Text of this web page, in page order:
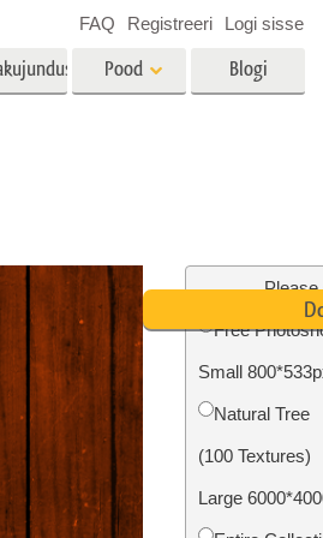
Fotode taastamine
Pood
videoülekatted
Blogi
FAQ Registreeri Logi sisse
Please
Free
Small
Natural Tree
(100 Textures)
Large